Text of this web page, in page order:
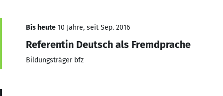
Bis heute 10 Jahre, seit Sep. 2016
Referentin Deutsch als Fremdprache
Bildungsträger bfz